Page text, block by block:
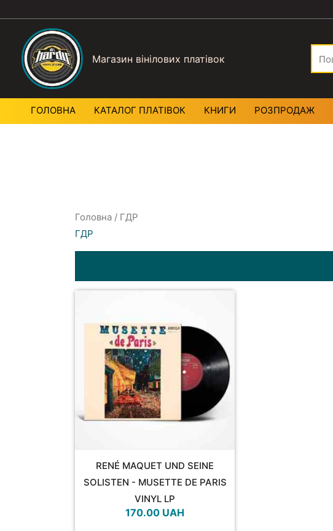
Магазин вінілових платівок
ГОЛОВНА КАТАЛОГ ПЛАТIВОК КНИГИ РОЗПРОДАЖ
Головна / ГДР
ГДР
RENÉ MAQUET UND SEINE
SOLISTEN - MUSETTE DE PARIS
VINYL LP
170.00 UAH